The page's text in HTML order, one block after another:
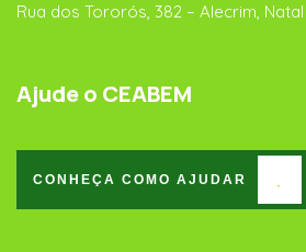
Rua dos Tororós, 382 – Alecrim, Natal
Ajude o CEABEM
CONHEÇA COMO AJUDAR